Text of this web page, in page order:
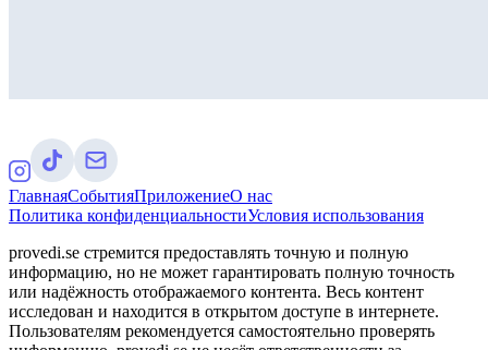
ГлавнаяСобытияПриложениеО нас
Политика конфиденциальностиУсловия использования
provedi.se стремится предоставлять точную и полную
информацию, но не может гарантировать полную точность
или надёжность отображаемого контента. Весь контент
исследован и находится в открытом доступе в интернете.
Пользователям рекомендуется самостоятельно проверять